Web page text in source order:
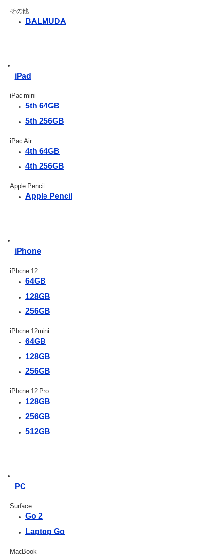
その他
BALMUDA
iPad
iPad mini
5th 64GB
5th 256GB
iPad Air
4th 64GB
4th 256GB
Apple Pencil
Apple Pencil
iPhone
iPhone 12
64GB
128GB
256GB
iPhone 12mini
64GB
128GB
256GB
iPhone 12 Pro
128GB
256GB
512GB
PC
Surface
Go 2
Laptop Go
MacBook